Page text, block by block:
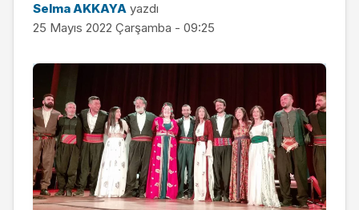
Selma AKKAYA yazdı
25 Mayıs 2022 Çarşamba - 09:25